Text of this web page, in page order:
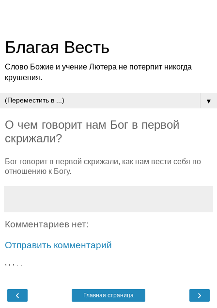
Благая Весть
Слово Божие и учение Лютера не потерпит никогда
крушения.
▼
О чем говорит нам Бог в первой
скрижали?
Бог говорит в первой скрижали, как нам вести себя по
отношению к Богу.
Комментариев нет:
Отправить комментарий
, , ,
‹ ›
Главная страница